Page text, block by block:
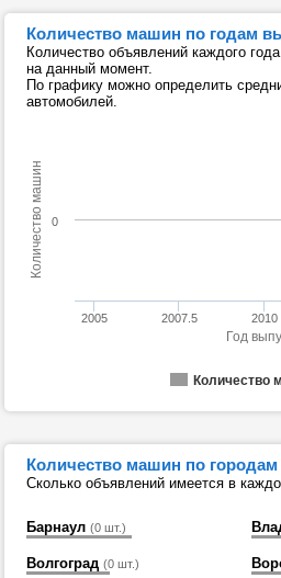
Количество машин по годам
Количество объявлений каждого
на данный момент.
По графику можно определить
автомобилей.
Год
Количество машин
Количество
2005 2007.5 2010
0
Количество машин по городам
Сколько объявлений имеется в
Барнаул (0 шт.)
Волгоград (0 шт.)